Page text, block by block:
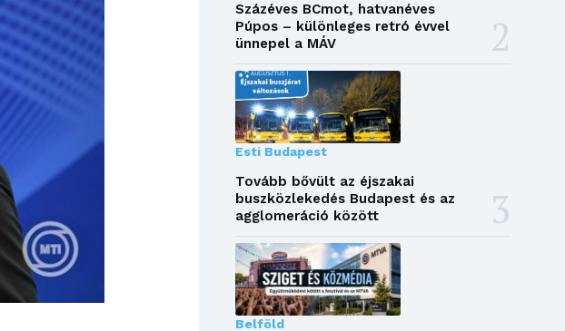
Százéves BCmot, hatvanéves
Púpos – különleges retró évvel
ünnepel a MÁV
Esti Budapest
Tovább bővült az éjszakai
buszközlekedés Budapest és az
agglomeráció között
Belföld